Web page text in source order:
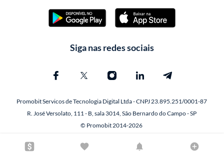
Siga nas redes sociais
Promobit Servicos de Tecnologia Digital Ltda - CNPJ 23.895.251/0001-87
R. José Versolato, 111 - B, sala 3014, São Bernardo do Campo - SP
© Promobit 2014-2026